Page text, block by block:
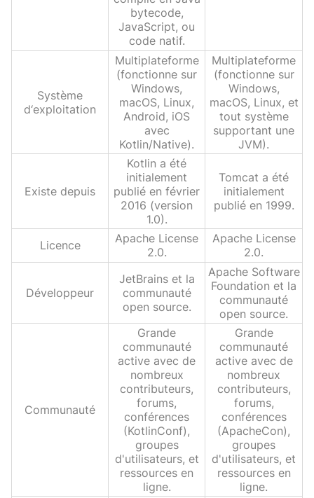
bytecode,
JavaScript, ou
code natif.
Système
d‘exploitation
Multiplateforme
(fonctionne sur
Windows,
macOS, Linux,
Android, iOS
avec
Kotlin/Native).
Multiplateforme
(fonctionne sur
Windows,
macOS, Linux, et
tout système
supportant une
JVM).
Existe depuis
Kotlin a été
initialement
publié en février
2016 (version
1.0).
Tomcat a été
initialement
publié en 1999.
Licence
Apache License
2.0.
Apache License
2.0.
Développeur
JetBrains et la
communauté
open source.
Apache Software
Foundation et la
communauté
open source.
Communauté
Grande
communauté
active avec de
nombreux
contributeurs,
forums,
conférences
(KotlinConf),
groupes
d'utilisateurs, et
ressources en
ligne.
Grande
communauté
active avec de
nombreux
contributeurs,
forums,
conférences
(ApacheCon),
groupes
d'utilisateurs, et
ressources en
ligne.